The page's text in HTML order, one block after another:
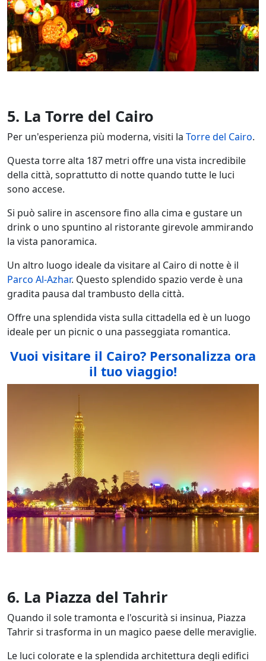
5. La Torre del Cairo
Per un'esperienza più moderna, visiti la Torre del Cairo.
Questa torre alta 187 metri offre una vista incredibile
della città, soprattutto di notte quando tutte le luci
sono accese.
Si può salire in ascensore fino alla cima e gustare un
drink o uno spuntino al ristorante girevole ammirando
la vista panoramica.
Un altro luogo ideale da visitare al Cairo di notte è il
Parco Al-Azhar. Questo splendido spazio verde è una
gradita pausa dal trambusto della città.
Offre una splendida vista sulla cittadella ed è un luogo
ideale per un picnic o una passeggiata romantica.
Vuoi visitare il Cairo? Personalizza ora
il tuo viaggio!
6. La Piazza del Tahrir
Quando il sole tramonta e l'oscurità si insinua, Piazza
Tahrir si trasforma in un magico paese delle meraviglie.
Le luci colorate e la splendida architettura degli edifici